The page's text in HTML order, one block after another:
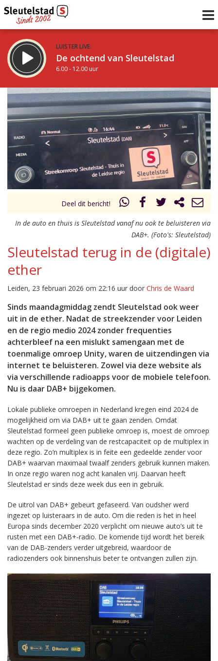
LUISTER LIVE:
De ochtend van Sleutelstad
6.00 - 12.00 uur
STRAKS:
De middag van Sleutelstad
12.00 - 17.00 uur
Vorig uur
uur 1 van 0 Volgend uur
Deel dit bericht!
In de auto en thuis is Sleutelstad vanaf nu ook te beluisteren via
DAB+. (Foto's: Sleutelstad)
Sleutelstad terug in de (digitale)
ether
Leiden, 23 februari 2026 om 22:16 uur door Chris de Waard
Sinds maandagmiddag zendt Sleutelstad ook weer
uit in de ether. Nadat de streekzender voor Leiden
en de regio medio 2024 zonder frequenties
achterbleef na een mislukt samengaan met de
toenmalige omroep Unity, waren de uitzendingen via
internet te beluisteren. Zowel via deze website als
via verschillende radioapps voor de mobiele telefoon.
Nu is daar DAB+ bijgekomen.
Lokale publieke omroepen in Nederland kregen eind 2024 de
mogelijkheid om via DAB+ uit te gaan zenden. Omdat
Sleutelstad formeel geen publieke omroep is, moest de omroep
wachten op de verdeling van de restcapaciteit op de multiplex in
deze regio. Zo’n multiplex is in feite een gedeelde zender voor
DAB+ waarvan maximaal twaalf zenders gebruik kunnen maken.
In onze regio waren nog acht kanalen vrij. Daarvan heeft
Sleutelstad er sinds deze week dus een in gebruik.
De uitrol van DAB+ gebeurt gefaseerd. Van oudsher werd
ingezet op luisteraars in de auto. Om die reden is het in heel
Europa sinds december 2020 verplicht om nieuwe auto’s uit te
rusten met een DAB+-radio. De komende tijd wordt het bereik
van de DAB-zenders verder uitgebreid, waardoor de
radiozenders ook binnenshuis beter te ontvangen zullen zijn.